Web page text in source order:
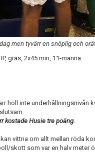
men tyvärr en snöplig och
gräs, 2x45 min, 11-manna
höll inte underhållningsnivån
kostade Husie tre poäng.
vittna om allt mellan röda
skott som var en halv meter